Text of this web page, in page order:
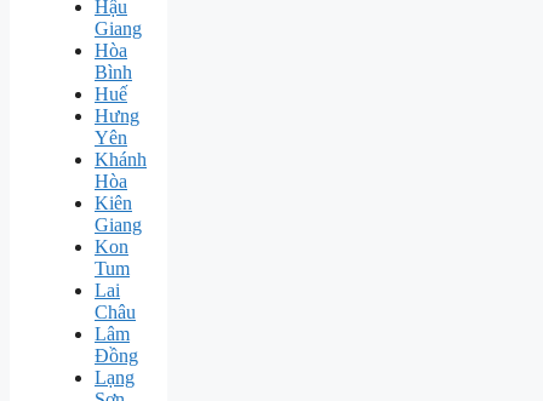
Hậu
Giang
Hòa
Bình
Huế
Hưng
Yên
Khánh
Hòa
Kiên
Giang
Kon
Tum
Lai
Châu
Lâm
Đồng
Lạng